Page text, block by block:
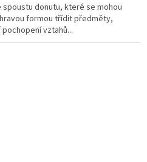
donutu, které se mohou
formou třídit předměty,
vztahů...